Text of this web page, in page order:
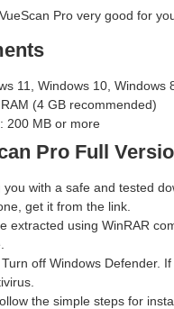
Pro very good for
11, Windows 10, Windows
(4 GB recommended)
200 MB or more
Pro Full
with a safe and tested
get it from the link.
extracted using WinRAR
off Windows Defender.
the simple steps for